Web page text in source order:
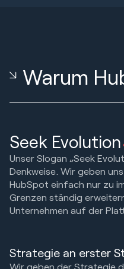
Warum
Seek Evolution
Unser Slogan „Seek
Denkweise. Wir geben
HubSpot einfach nur zu
Grenzen ständig
Unternehmen auf der
Strategie an erster
Wir geben der Strategie